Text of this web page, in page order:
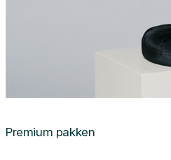
Premium pakken